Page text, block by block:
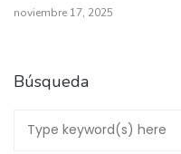
noviembre 17, 2025
Búsqueda